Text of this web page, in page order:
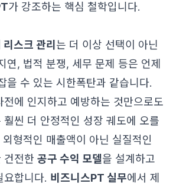
가 강조하는 핵심 철학입니다.
스크 관리 는 더 이상 선택이 아닌
연, 법적 분쟁, 세무 문제 등은 언제
을 수 있는 시한폭탄과 같습니다.
전에 인지하고 예방하는 것만으로도
훨씬 더 안정적인 성장 궤도에 오를
형적인 매출액이 아닌 실질적인
건전한 공구 수익 모델을 설계하고
요합니다. 비즈니스PT 실무에서 제